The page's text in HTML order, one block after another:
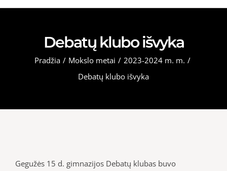
Debatų klubo išvyka
Pradžia / Mokslo metai / 2023-2024 m. m. /
Debatų klubo išvyka
Gegužės 15 d. gimnazijos Debatų klubas buvo